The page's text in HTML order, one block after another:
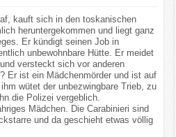
kauft sich in den toskanischen
heruntergekommen und liegt ganz
Er kündigt seinen Job in
unbewohnbare Hütte. Er meidet
versteckt sich vor anderen
Er ist ein Mädchenmörder und ist auf
wütet der unbezwingbare Trieb, zu
die Polizei vergeblich.
Mädchen. Die Carabinieri sind
und da geschieht etwas völlig